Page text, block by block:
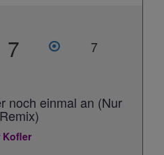
7 7
noch einmal an (Nur
Kofler